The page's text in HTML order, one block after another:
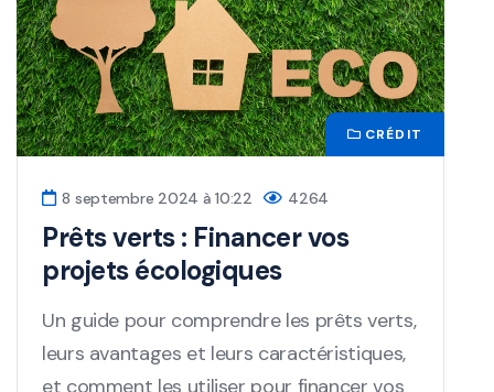
CRÉDIT
8 septembre 2024 à 10:22 4264
Prêts verts : Financer vos
projets écologiques
Un guide pour comprendre les prêts verts,
leurs avantages et leurs caractéristiques,